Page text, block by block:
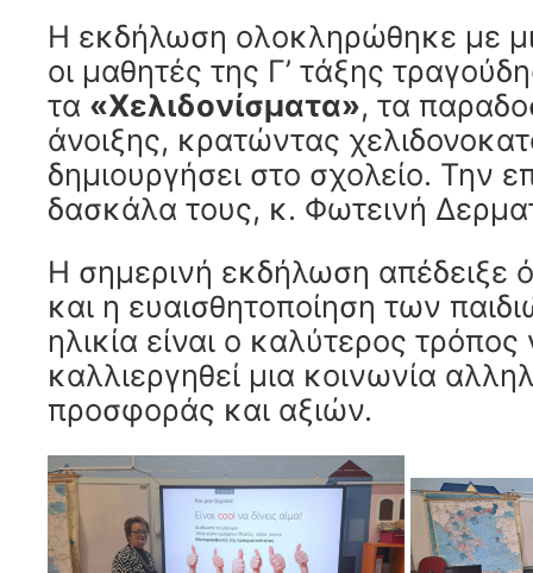
Η εκδήλωση ολοκληρώθηκε με
οι μαθητές της Γ’ τάξης
τα «Χελιδονίσματα», τα
άνοιξης, κρατώντας
δημιουργήσει στο σχολείο. Την
δασκάλα τους, κ. Φωτεινή
Η σημερινή εκδήλωση απέδειξε
και η ευαισθητοποίηση των
ηλικία είναι ο καλύτερος τρόπος
καλλιεργηθεί μια κοινωνία
προσφοράς και αξιών.